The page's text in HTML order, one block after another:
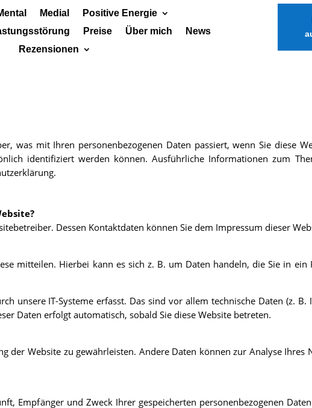
Medial
Positive Energie
Preise Über mich
News
Rezensionen
was mit Ihren personenbezogenen Daten passiert, wenn Sie diese
identifiziert werden können. Ausführliche Informationen zum
Dessen Kontaktdaten können Sie dem Impressum dieser
mitteilen. Hierbei kann es sich z. B. um Daten handeln, die Sie in
unsere IT-Systeme erfasst. Das sind vor allem technische Daten (z. B.
Daten erfolgt automatisch, sobald Sie diese Website betreten.
der Website zu gewährleisten. Andere Daten können zur Analyse Ihres
Empfänger und Zweck Ihrer gespeicherten personenbezogenen